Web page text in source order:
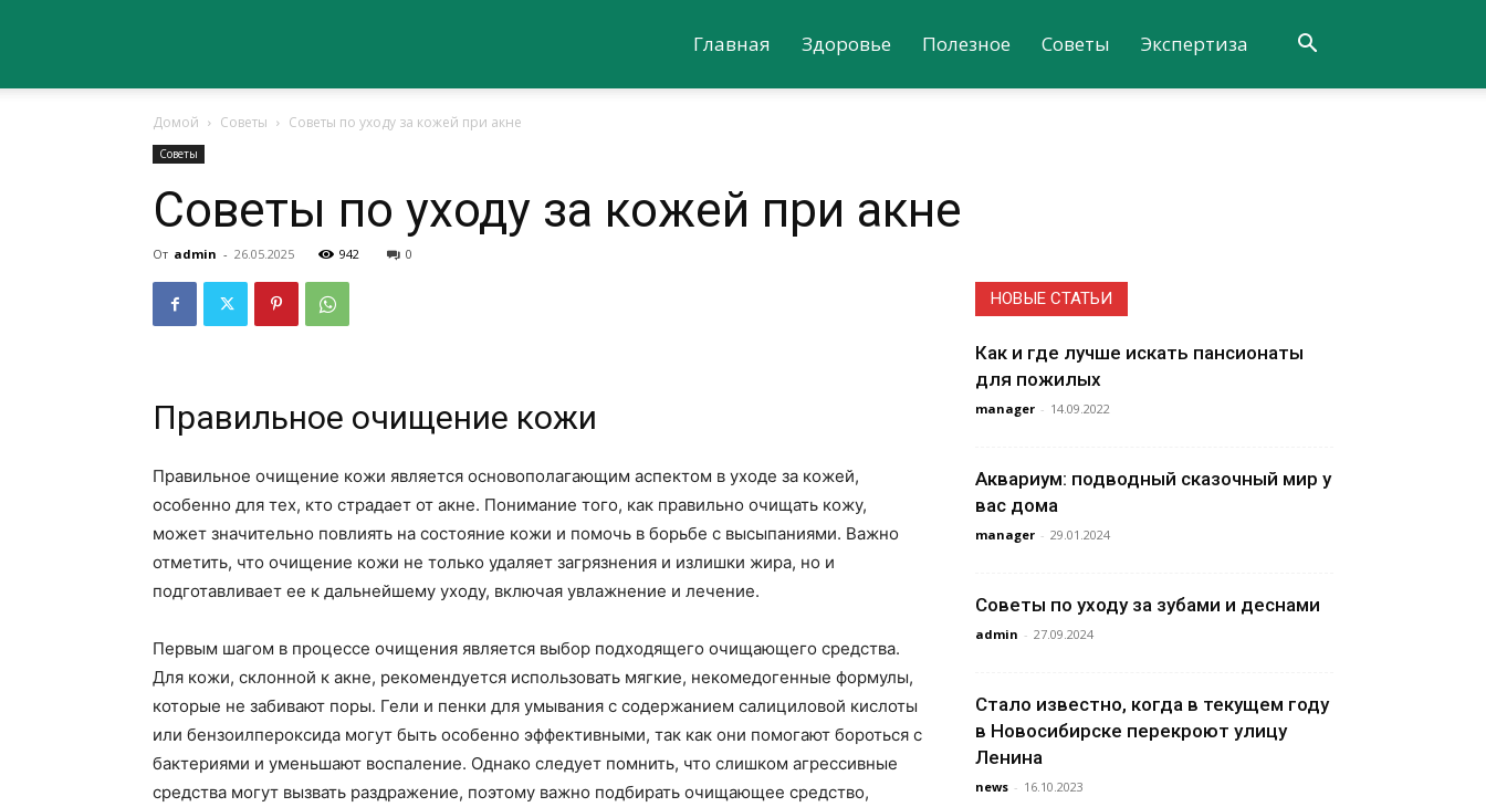
о
здоровье
Главная Здоровье Полезное Советы Экспертиза
Домой Советы Советы по уходу за кожей при акне
Советы
Советы по уходу за кожей при акне
От admin - 26.05.2025 942 0
Правильное очищение кожи
Правильное очищение кожи является основополагающим аспектом в уходе за кожей,
особенно для тех, кто страдает от акне. Понимание того, как правильно очищать кожу,
может значительно повлиять на состояние кожи и помочь в борьбе с высыпаниями. Важно
отметить, что очищение кожи не только удаляет загрязнения и излишки жира, но и
подготавливает ее к дальнейшему уходу, включая увлажнение и лечение.
Первым шагом в процессе очищения является выбор подходящего очищающего средства.
Для кожи, склонной к акне, рекомендуется использовать мягкие, некомедогенные формулы,
которые не забивают поры. Гели и пенки для умывания с содержанием салициловой кислоты
или бензоилпероксида могут быть особенно эффективными, так как они помогают бороться с
бактериями и уменьшают воспаление. Однако следует помнить, что слишком агрессивные
средства могут вызвать раздражение, поэтому важно подбирать очищающее средство,
НОВЫЕ СТАТЬИ
Как и где лучше искать пансионаты
для пожилых
manager - 14.09.2022
Аквариум: подводный сказочный мир у
вас дома
manager - 29.01.2024
Советы по уходу за зубами и деснами
admin - 27.09.2024
Стало известно, когда в текущем году
в Новосибирске перекроют улицу
Ленина
news - 16.10.2023